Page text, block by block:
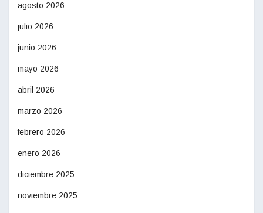
agosto 2026
julio 2026
junio 2026
mayo 2026
abril 2026
marzo 2026
febrero 2026
enero 2026
diciembre 2025
noviembre 2025